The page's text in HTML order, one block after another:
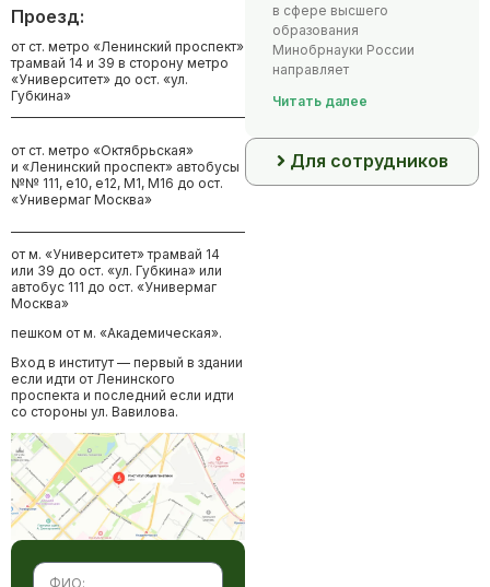
Проезд:
от ст. метро «Ленинский проспект»
трамвай 14 и 39 в сторону метро
«Университет» до ост. «ул.
Губкина»
от ст. метро «Октябрьская»
и «Ленинский проспект» автобусы
№№ 111, е10, е12, М1, М16 до ост.
«Универмаг Москва»
от м. «Университет» трамвай 14
или 39 до ост. «ул. Губкина» или
автобус 111 до ост. «Универмаг
Москва»
пешком от м. «Академическая».
Вход в институт — первый в здании
если идти от Ленинского
проспекта и последний если идти
со стороны ул. Вавилова.
в сфере высшего
образования
Минобрнауки России
направляет
Читать далее
Для сотрудников